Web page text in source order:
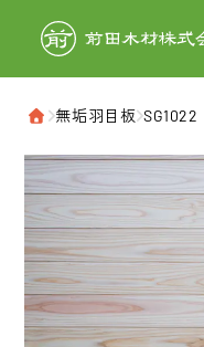
ホーム
›無垢羽目板›SG1022